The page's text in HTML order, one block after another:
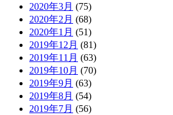
2020年3月 (75)
2020年2月 (68)
2020年1月 (51)
2019年12月 (81)
2019年11月 (63)
2019年10月 (70)
2019年9月 (63)
2019年8月 (54)
2019年7月 (56)